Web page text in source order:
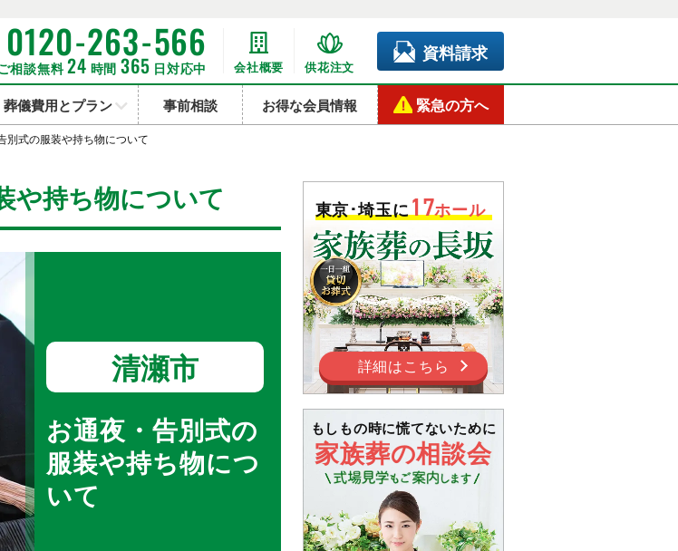
0120-263-566
相談無料24 時間 365 日対応中 会社概要 供花注文
資料請求
葬儀費用とプラン 事前相談 お得な会員情報 緊急の方へ
別式の服装や持ち物について
や持ち物について
清瀬市
お通夜・告別式の
服装や持ち物につ
いて
東京･埼玉に17ホール
詳細はこちら
もしもの時に慌てないために
家族葬の相談会